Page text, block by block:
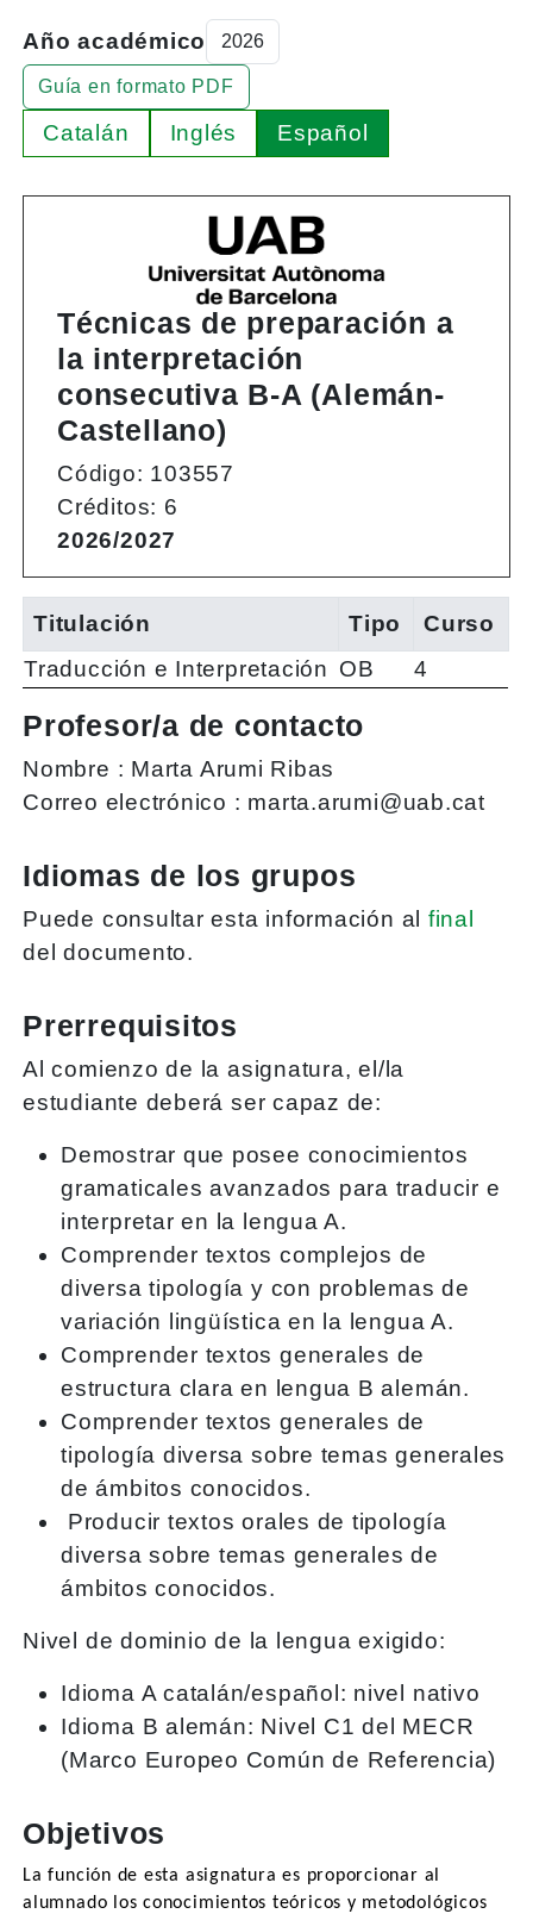
Año académico
Guía en formato PDF
Catalán Inglés Español
Técnicas de preparación a
la interpretación
consecutiva B-A (Alemán-
Castellano)
Código: 103557
Créditos: 6
2026/2027
Titulación Tipo
Curso
Traducción e Interpretación OB 4
Profesor/a de contacto
Nombre : Marta Arumi Ribas
Correo electrónico : marta.arumi@uab.cat
Idiomas de los grupos
Puede consultar esta información al final
del documento.
Prerrequisitos
Al comienzo de la asignatura, el/la
estudiante deberá ser capaz de:
Demostrar que posee conocimientos
gramaticales avanzados para traducir e
interpretar en la lengua A.
Comprender textos complejos de
diversa tipología y con problemas de
variación lingüística en la lengua A.
Comprender textos generales de
estructura clara en lengua B alemán.
Comprender textos generales de
tipología diversa sobre temas generales
de ámbitos conocidos.
Producir textos orales de tipología
diversa sobre temas generales de
ámbitos conocidos.
Nivel de dominio de la lengua exigido:
Idioma A catalán/español: nivel nativo
Idioma B alemán: Nivel C1 del MECR
(Marco Europeo Común de Referencia)
Objetivos
La función de esta asignatura es proporcionar al
alumnado los conocimientos teóricos y metodológicos